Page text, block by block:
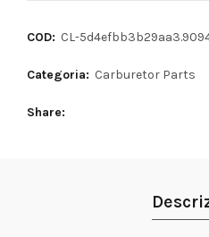
COD: CL-
Categoria: Carburetor Parts
Share